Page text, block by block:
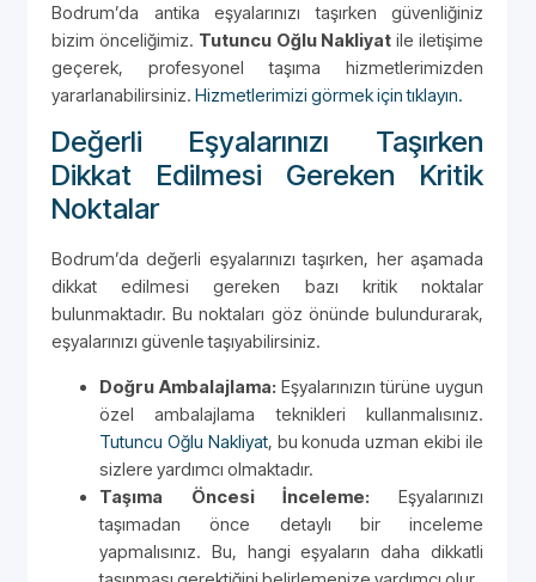
Bodrum’da antika eşyalarınızı taşırken güvenliğiniz
bizim önceliğimiz. Tutuncu Oğlu Nakliyat ile iletişime
geçerek, profesyonel taşıma hizmetlerimizden
yararlanabilirsiniz. Hizmetlerimizi görmek için tıklayın.
Değerli Eşyalarınızı Taşırken
Dikkat Edilmesi Gereken Kritik
Noktalar
Bodrum’da değerli eşyalarınızı taşırken, her aşamada
dikkat edilmesi gereken bazı kritik noktalar
bulunmaktadır. Bu noktaları göz önünde bulundurarak,
eşyalarınızı güvenle taşıyabilirsiniz.
Doğru Ambalajlama: Eşyalarınızın türüne uygun
özel ambalajlama teknikleri kullanmalısınız.
Tutuncu Oğlu Nakliyat, bu konuda uzman ekibi ile
sizlere yardımcı olmaktadır.
Taşıma Öncesi İnceleme: Eşyalarınızı
taşımadan önce detaylı bir inceleme
yapmalısınız. Bu, hangi eşyaların daha dikkatli